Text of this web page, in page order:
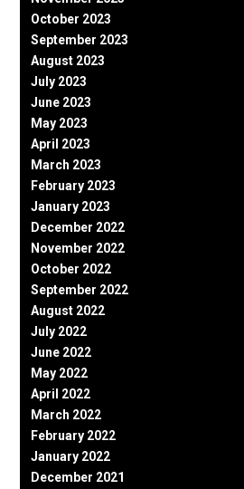
October 2023
September 2023
August 2023
July 2023
June 2023
May 2023
April 2023
March 2023
February 2023
January 2023
December 2022
November 2022
October 2022
September 2022
August 2022
July 2022
June 2022
May 2022
April 2022
March 2022
February 2022
January 2022
December 2021